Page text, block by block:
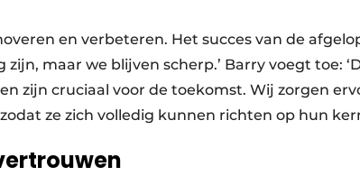
en verbeteren. Het succes van de
zijn, maar we blijven scherp.’ Barry voegt toe:
zijn cruciaal voor de toekomst. Wij zorgen
ze zich volledig kunnen richten op hun